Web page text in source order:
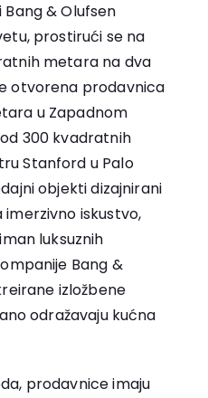
& Olufsen
prostirući se na
metara na dva
otvorena prodavnica
u Zapadnom
300 kvadratnih
Stanford u Palo
objekti dizajnirani
imerzivno iskustvo,
luksuznih
Bang &
izložbene
odražavaju kućna
prodavnice imaju